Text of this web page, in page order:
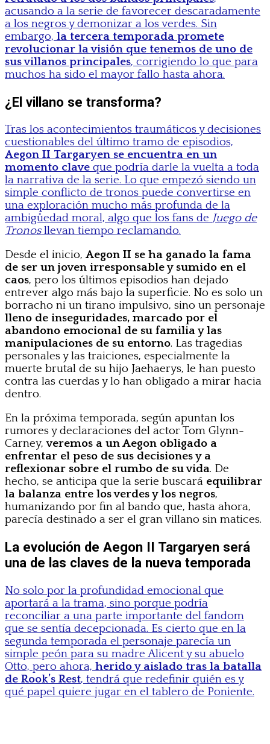
acusando a la serie de favorecer descaradamente
a los negros y demonizar a los verdes. Sin
embargo, la tercera temporada promete
revolucionar la visión que tenemos de uno de
sus villanos principales, corrigiendo lo que para
muchos ha sido el mayor fallo hasta ahora.
¿El villano se transforma?
Tras los acontecimientos traumáticos y decisiones
cuestionables del último tramo de episodios,
Aegon II Targaryen se encuentra en un
momento clave que podría darle la vuelta a toda
la narrativa de la serie. Lo que empezó siendo un
simple conflicto de tronos puede convertirse en
una exploración mucho más profunda de la
ambigüedad moral, algo que los fans de Juego de
Tronosllevan tiempo reclamando.
Desde el inicio, Aegon II se ha ganado la fama
de ser un joven irresponsable y sumido en el
caos, pero los últimos episodios han dejado
entrever algo más bajo la superficie. No es solo un
borracho ni un tirano impulsivo, sino un personaje
lleno de inseguridades, marcado por el
abandono emocional de su familia y las
manipulaciones de su entorno. Las tragedias
personales y las traiciones, especialmente la
muerte brutal de su hijo Jaehaerys, le han puesto
contra las cuerdas y lo han obligado a mirar hacia
dentro.
En la próxima temporada, según apuntan los
rumores y declaraciones del actor Tom Glynn-
Carney,veremos a un Aegon obligado a
enfrentar el peso de sus decisiones y a
reflexionar sobre el rumbo de su vida. De
hecho, se anticipa que la serie buscará equilibrar
la balanza entre los verdes y los negros,
humanizando por fin al bando que, hasta ahora,
parecía destinado a ser el gran villano sin matices.
La evolución de Aegon II Targaryen será
una de las claves de la nueva temporada
No solo por la profundidad emocional que
aportará a la trama, sino porque podría
reconciliar a una parte importante del fandom
que se sentía decepcionada. Es cierto que en la
segunda temporada el personaje parecía un
simple peón para su madre Alicent y su abuelo
Otto, pero ahora, herido y aislado tras la batalla
de Rook’s Rest, tendrá que redefinir quién es y
qué papel quiere jugar en el tablero de Poniente.